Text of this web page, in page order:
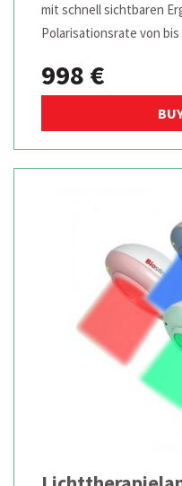
mit schnell sichtbaren
Polarisationsrate von bis
998 €